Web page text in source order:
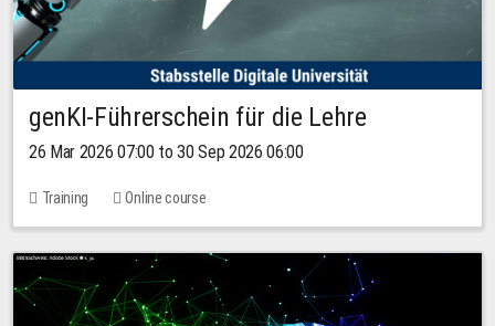
genKI-Führerschein für die Lehre
26 Mar 2026 07:00 to 30 Sep 2026 06:00
Training Online course